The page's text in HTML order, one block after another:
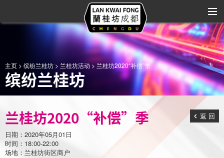
关于兰桂坊
商家大全
商业规划
缤纷兰桂坊
品牌合作
主页 > 缤纷兰桂坊 > 兰桂坊活动> 兰桂坊2020“补偿”季
缤纷兰桂坊
返 回
兰桂坊2020“补偿”季
日期：2020年05月01日
时间：18:00-22:00
场地：兰桂坊街区商户